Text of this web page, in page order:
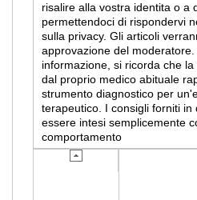
risalire alla vostra identita o a
permettendoci di rispondervi
sulla privacy. Gli articoli
approvazione del
informazione, si ricorda che
dal proprio medico abituale
strumento diagnostico per
terapeutico. I consigli forniti in
essere intesi semplicemente
comportamento